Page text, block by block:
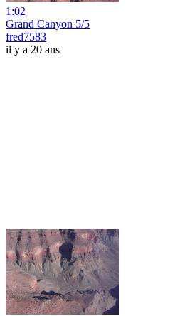
1:02
Grand Canyon 5/5
fred7583
il y a 20 ans